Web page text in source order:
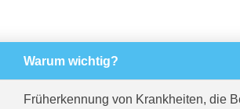
Warum wichtig?
Früherkennung von Krankheiten, die